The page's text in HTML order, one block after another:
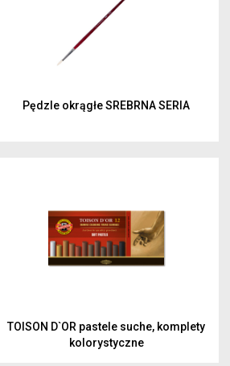
Pędzle okrągłe SREBRNA SERIA
TOISON D`OR pastele suche, komplety
kolorystyczne